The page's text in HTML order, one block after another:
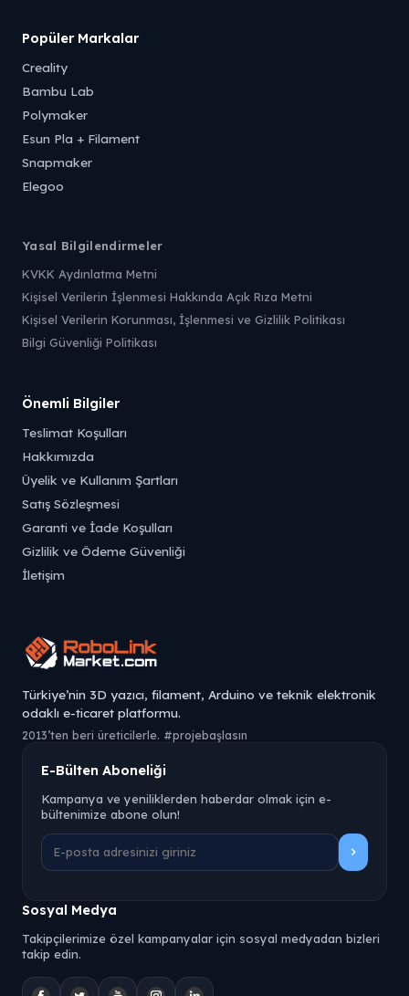
Popüler Markalar
Creality
Bambu Lab
Polymaker
Esun Pla + Filament
Snapmaker
Elegoo
Yasal Bilgilendirmeler
KVKK Aydınlatma Metni
Kişisel Verilerin İşlenmesi Hakkında Açık Rıza Metni
Kişisel Verilerin Korunması, İşlenmesi ve Gizlilik Politikası
Bilgi Güvenliği Politikası
Önemli Bilgiler
Teslimat Koşulları
Hakkımızda
Üyelik ve Kullanım Şartları
Satış Sözleşmesi
Garanti ve İade Koşulları
Gizlilik ve Ödeme Güvenliği
İletişim
Türkiye’nin 3D yazıcı, filament, Arduino ve teknik elektronik
odaklı e-ticaret platformu.
2013’ten beri üreticilerle. #projebaşlasın
E-Bülten Aboneliği
Kampanya ve yeniliklerden haberdar olmak için e-
bültenimize abone olun!
Sosyal Medya
Takipçilerimize özel kampanyalar için sosyal medyadan bizleri
takip edin.